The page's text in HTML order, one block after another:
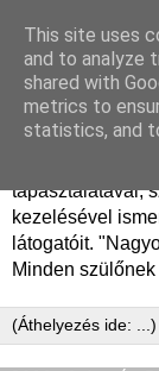
Dr.
Dr. Bauer Béla
tapasztalatával,
kezelésével
látogatóit.
Minden
This site uses
and to analyze
shared with
metrics to
statistics, and